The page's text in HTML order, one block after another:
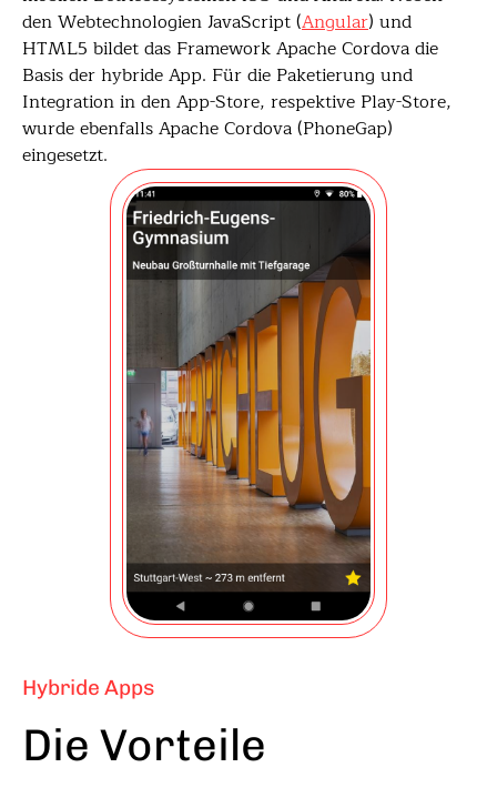
den Webtechnologien JavaScript (Angular) und
HTML5 bildet das Framework Apache Cordova die
Basis der hybride App. Für die Paketierung und
Integration in den App-Store, respektive Play-Store,
wurde ebenfalls Apache Cordova (PhoneGap)
eingesetzt.
Hybride Apps
Die Vorteile